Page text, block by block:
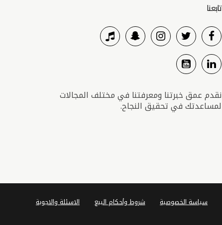
تابعنا
نقدم عمق خبرتنا ومعرفتنا في مختلف المجالات
لمساعدتك في تحقيق النجاح.
سياسة الخصوصية شروط وأحكام البيع الاسئلة والاجوبة